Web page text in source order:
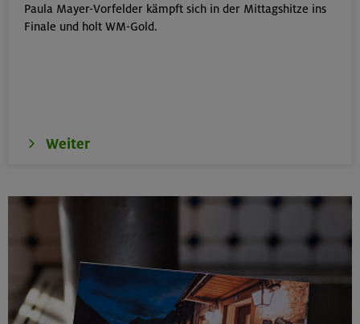
Kinderkletterkurs für Anfänger im Altmühltal
Grundkurs Klettern indoor
Karwendel-Runde
Karwendel
Paula Mayer-Vorfelder kämpft sich in der Mittagshitze ins
Finale und holt WM-Gold.
Weiter